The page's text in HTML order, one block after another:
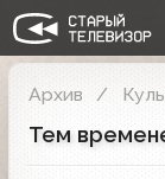
Архив
Тем